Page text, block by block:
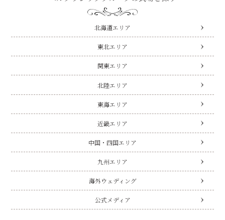
北海道エリア
東北エリア
関東エリア
北陸エリア
東海エリア
近畿エリア
中国・四国エリア
九州エリア
海外ウェディング
公式メディア